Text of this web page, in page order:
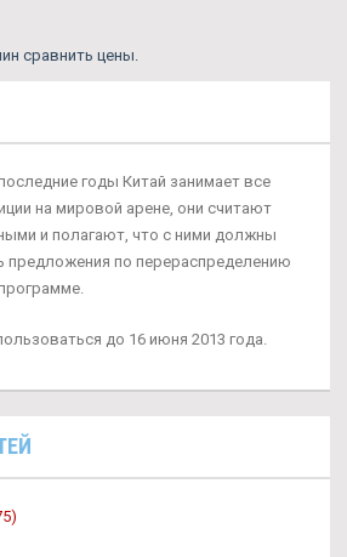
сравнить цены.
годы Китай занимает все
на мировой арене, они считают
и полагают, что с ними должны
предложения по перераспределению
до 16 июня 2013 года.